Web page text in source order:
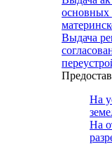
основных
Выдача
На
На